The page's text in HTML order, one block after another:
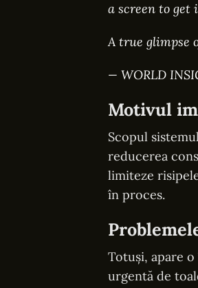
a screen to get
A true glimpse
— WORLD
Motivul
Scopul
reducerea
limiteze
în proces.
Totuși, apare
urgentă de